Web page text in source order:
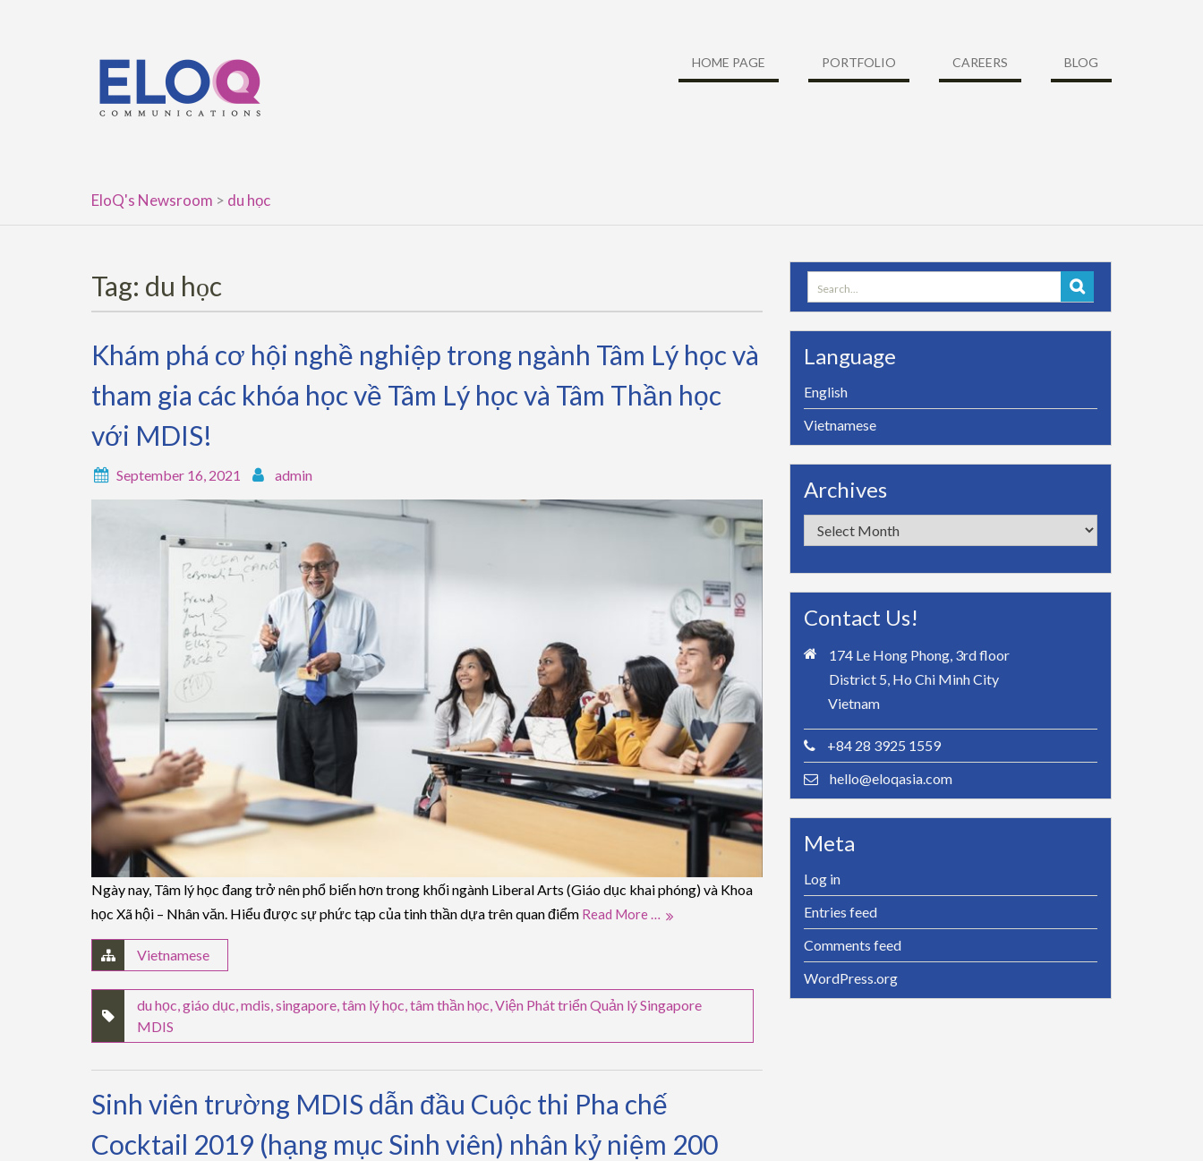
HOME PAGE PORTFOLIO CAREERS BLOG
EloQ's Newsroom > du học
Tag: du học
Khám phá cơ hội nghề nghiệp trong ngành Tâm Lý học và
tham gia các khóa học về Tâm Lý học và Tâm Thần học
với MDIS!
September 16, 2021 admin
Ngày nay, Tâm lý học đang trở nên phổ biến hơn trong khối ngành Liberal Arts (Giáo dục khai phóng) và Khoa
học Xã hội – Nhân văn. Hiểu được sự phức tạp của tinh thần dựa trên quan điểm Read More …
Vietnamese
du học,giáo dục,mdis,singapore,tâm lý học,tâm thần học,Viện Phát triển Quản lý Singapore
MDIS
Sinh viên trường MDIS dẫn đầu Cuộc thi Pha chế
Cocktail 2019 (hạng mục Sinh viên) nhân kỷ niệm 200
Search
for:
Language
English
Vietnamese
Archives
Archives
Contact Us!
174 Le Hong Phong, 3rd floor
District 5, Ho Chi Minh City
Vietnam
+84 28 3925 1559
hello@eloqasia.com
Meta
Log in
Entries feed
Comments feed
WordPress.org